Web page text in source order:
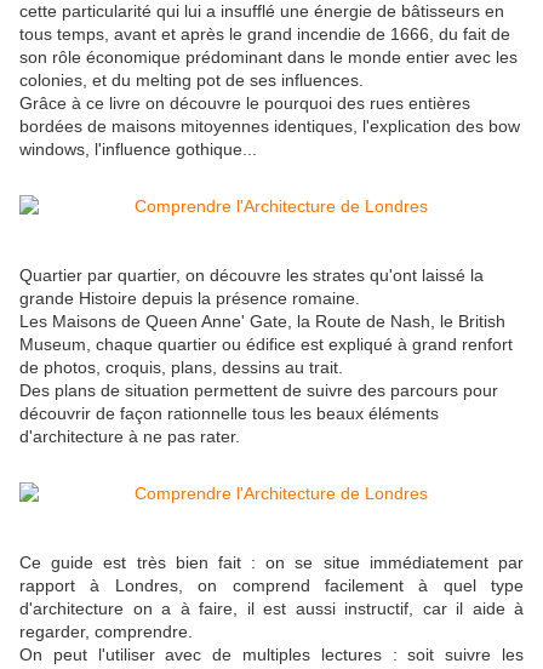
cette particularité qui lui a insufflé une énergie de bâtisseurs en
tous temps, avant et après le grand incendie de 1666, du fait de
son rôle économique prédominant dans le monde entier avec les
colonies, et du melting pot de ses influences.
Grâce à ce livre on découvre le pourquoi des rues entières
bordées de maisons mitoyennes identiques, l'explication des bow
windows, l'influence gothique...
Quartier par quartier, on découvre les strates qu'ont laissé la
grande Histoire depuis la présence romaine.
Les Maisons de Queen Anne' Gate, la Route de Nash, le British
Museum, chaque quartier ou édifice est expliqué à grand renfort
de photos, croquis, plans, dessins au trait.
Des plans de situation permettent de suivre des parcours pour
découvrir de façon rationnelle tous les beaux éléments
d'architecture à ne pas rater.
Ce guide est très bien fait : on se situe immédiatement par
rapport à Londres, on comprend facilement à quel type
d'architecture on a à faire, il est aussi instructif, car il aide à
regarder, comprendre.
On peut l'utiliser avec de multiples lectures : soit suivre les